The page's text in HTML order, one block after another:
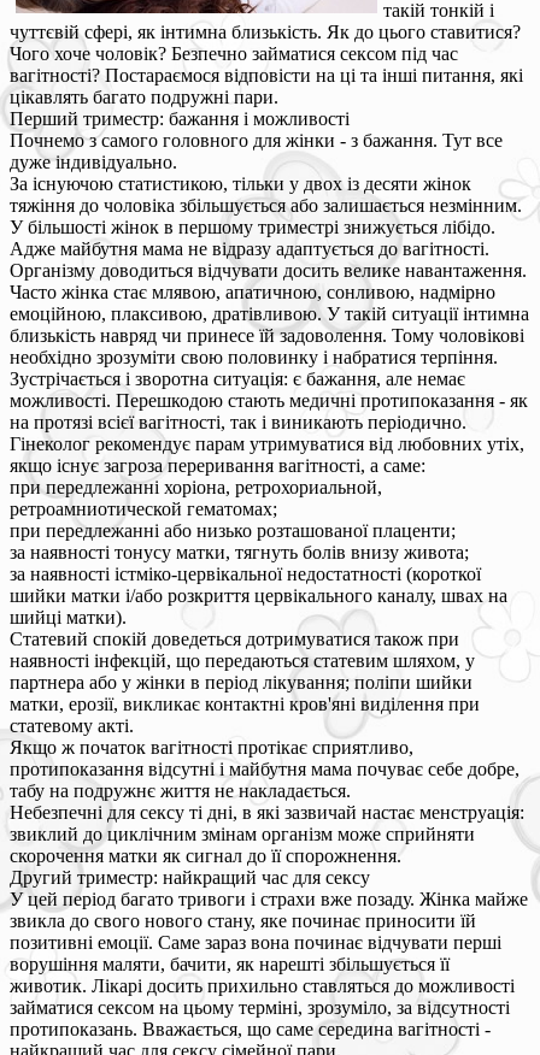
такій тонкій і
чуттєвій сфері, як інтимна близькість. Як до цього ставитися?
Чого хоче чоловік? Безпечно займатися сексом під час
вагітності? Постараємося відповісти на ці та інші питання, які
цікавлять багато подружні пари.
Перший триместр: бажання і можливості
Почнемо з самого головного для жінки - з бажання. Тут все
дуже індивідуально.
За існуючою статистикою, тільки у двох із десяти жінок
тяжіння до чоловіка збільшується або залишається незмінним.
У більшості жінок в першому триместрі знижується лібідо.
Адже майбутня мама не відразу адаптується до вагітності.
Організму доводиться відчувати досить велике навантаження.
Часто жінка стає млявою, апатичною, сонливою, надмірно
емоційною, плаксивою, дратівливою. У такій ситуації інтимна
близькість навряд чи принесе їй задоволення. Тому чоловікові
необхідно зрозуміти свою половинку і набратися терпіння.
Зустрічається і зворотна ситуація: є бажання, але немає
можливості. Перешкодою стають медичні протипоказання - як
на протязі всієї вагітності, так і виникають періодично.
Гінеколог рекомендує парам утримуватися від любовних утіх,
якщо існує загроза переривання вагітності, а саме:
при передлежанні хоріона, ретрохориальной,
ретроамниотической гематомах;
при передлежанні або низько розташованої плаценти;
за наявності тонусу матки, тягнуть болів внизу живота;
за наявності істміко-цервікальної недостатності (короткої
шийки матки і/або розкриття цервікального каналу, швах на
шийці матки).
Статевий спокій доведеться дотримуватися також при
наявності інфекцій, що передаються статевим шляхом, у
партнера або у жінки в період лікування; поліпи шийки
матки, ерозії, викликає контактні кров'яні виділення при
статевому акті.
Якщо ж початок вагітності протікає сприятливо,
протипоказання відсутні і майбутня мама почуває себе добре,
табу на подружнє життя не накладається.
Небезпечні для сексу ті дні, в які зазвичай настає менструація:
звиклий до циклічним змінам організм може сприйняти
скорочення матки як сигнал до її спорожнення.
Другий триместр: найкращий час для сексу
У цей період багато тривоги і страхи вже позаду. Жінка майже
звикла до свого нового стану, яке починає приносити їй
позитивні емоції. Саме зараз вона починає відчувати перші
ворушіння маляти, бачити, як нарешті збільшується її
животик. Лікарі досить прихильно ставляться до можливості
займатися сексом на цьому терміні, зрозуміло, за відсутності
протипоказань. Вважається, що саме середина вагітності -
найкращий час для сексу сімейної пари.